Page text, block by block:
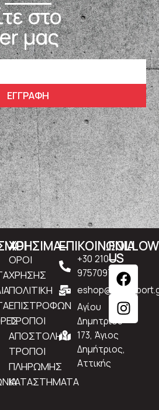
στο
μας
ΕΓΓΡΑΦΗ
ΧΡΗΣΙΜΑ
ΟΡΟΙ
ΧΡΗΣΗΣ
ΠΟΛΙΤΙΚΗ
ΕΠΙΣΤΡΟΦΩΝ
ΤΡΟΠΟΙ
ΑΠΟΣΤΟΛΗΣ
ΤΡΟΠΟΙ
ΠΛΗΡΩΜΗΣ
ΚΑΤΑΣΤΗΜΑΤΑ
ΕΠΙΚΟΙΝΩΝΙΑ
+30 210
9757097
Αγίου
Δημητρίου
173, Άγιος
Δημήτριος,
Αττικής
FOLLOW
US